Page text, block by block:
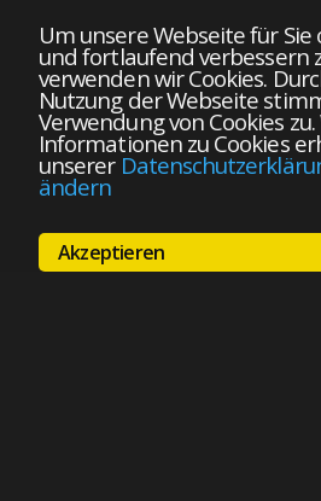
Um unsere Webseite für
und fortlaufend verbessern
verwenden wir Cookies.
Nutzung der Webseite
Verwendung von Cookies
Informationen zu Cookies
unserer
ändern
Akzeptieren